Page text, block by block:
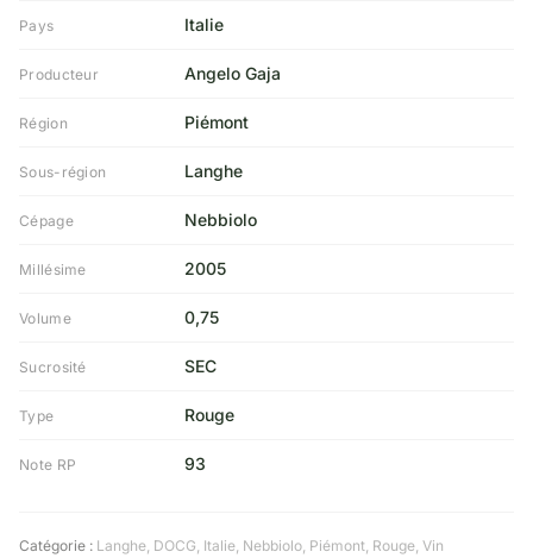
Pays Italie
Producteur Angelo Gaja
Région Piémont
Sous-région Langhe
Cépage Nebbiolo
Millésime 2005
Volume 0,75
Sucrosité SEC
Type Rouge
Note RP 93
Catégorie : Langhe, DOCG, Italie, Nebbiolo, Piémont, Rouge, Vin